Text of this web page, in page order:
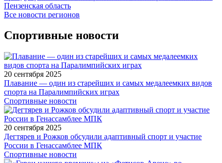
Пензенская область
Все новости регионов
Спортивные новости
20 сентября 2025
Плавание — один из старейших и самых медалеемких видов
спорта на Паралимпийских играх
Спортивные новости
20 сентября 2025
Дегтярев и Рожков обсудили адаптивный спорт и участие
России в Генассамблее МПК
Спортивные новости